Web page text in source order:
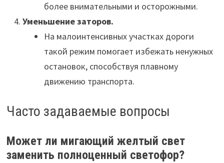
более внимательными и осторожными.
Уменьшение заторов.
На малоинтенсивных участках дороги
такой режим помогает избежать ненужных
остановок, способствуя плавному
движению транспорта.
Часто задаваемые вопросы
Может ли мигающий желтый свет
заменить полноценный светофор?